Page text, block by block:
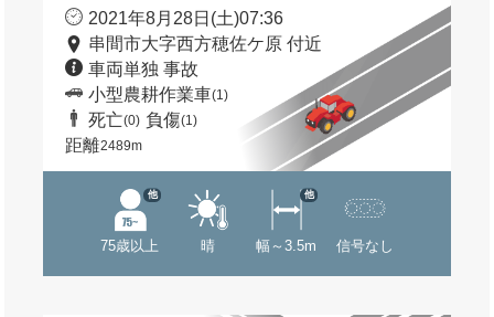
2021年8月28日(土)07:36
串間市大字西方穂佐ケ原 付近
車両単独 事故
小型農耕作業車(1)
死亡(0) 負傷(1)
距離2489m
75歳以上
他
晴 幅～3.5m
他
信号なし